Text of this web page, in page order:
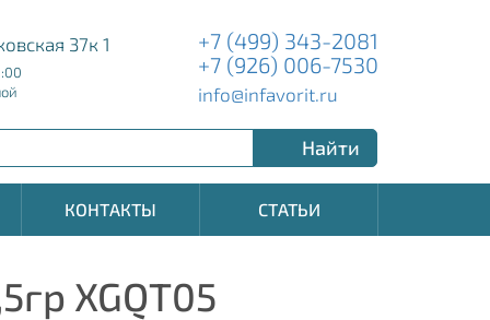
37к 1
+7 (499) 343-2081
+7 (926) 006-7530
info@infavorit.ru
Найти
КОНТАКТЫ СТАТЬИ
XGQT05